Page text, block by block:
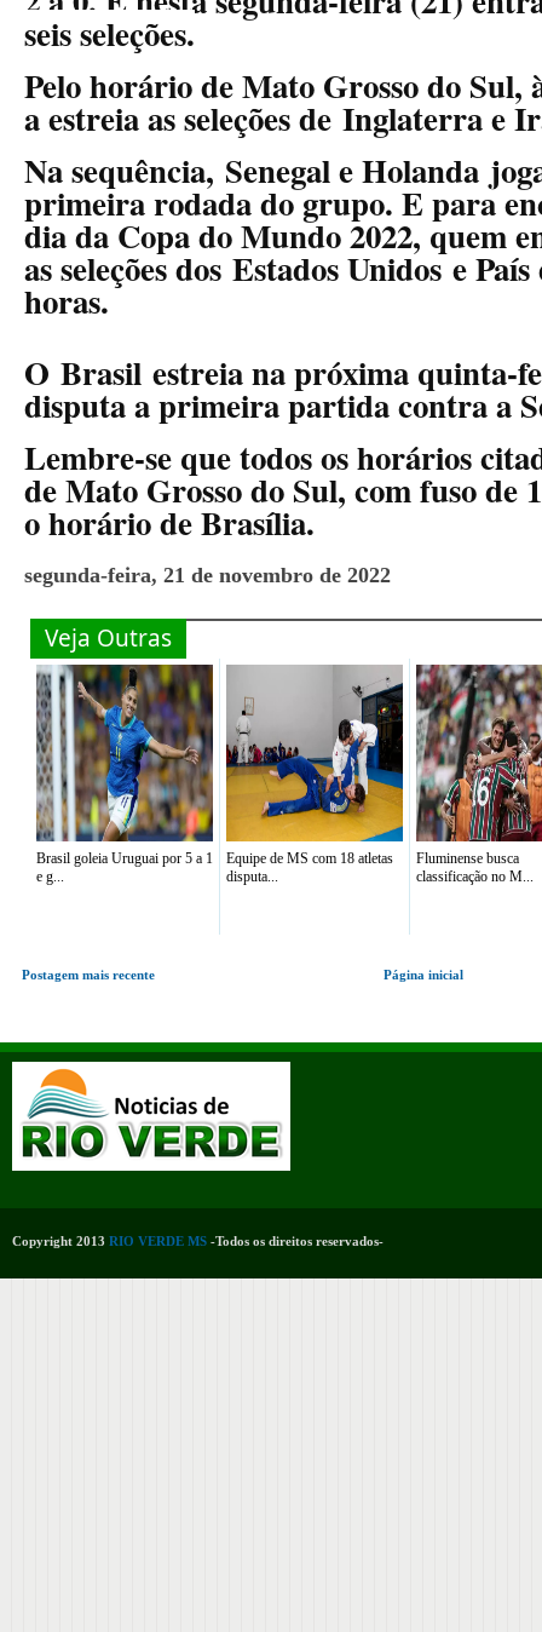
seis seleções.
Pelo horário de Mato Grosso do Sul,
a estreia as seleções de Inglaterra e
Na sequência, Senegal e Holanda
primeira rodada do grupo. E para
dia da Copa do Mundo 2022, quem
as seleções dos Estados Unidos e País
horas.
O Brasil estreia na próxima quinta-
disputa a primeira partida contra a
Lembre-se que todos os horários
de Mato Grosso do Sul, com fuso de
o horário de Brasília.
segunda-feira, 21 de novembro de 2022
Veja Outras
Brasil goleia Uruguai por 5 a 1
e g...
Equipe de MS com 18 atletas
disputa...
Fluminense busca
classificação no M...
Postagem mais recente Página inicial
Copyright 2013 RIO VERDE MS -Todos os direitos reservados-